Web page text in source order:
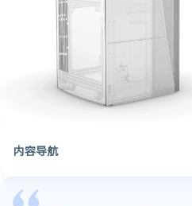
内容导航
独特的双光源设计
使用Xometry择幂科技采购零件，加